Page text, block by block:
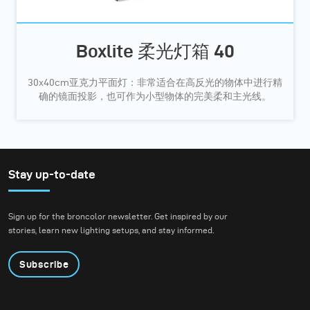
Boxlite 柔光灯箱 40
30x40cm亚克力平面灯：非常适合在高反光的物体中进行精
确的镜面投影，也可作为小型物体的完美柔和主光线。
Stay up-to-date
Sign up for the broncolor newsletter. Get inspired by our
stories, learn new lighting setups, and stay informed.
Subscribe